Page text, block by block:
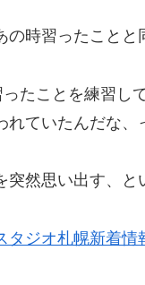
の時習ったことと
たことを練習し
れていたんだな、
突然思い出す、と
タジオ札幌新着情